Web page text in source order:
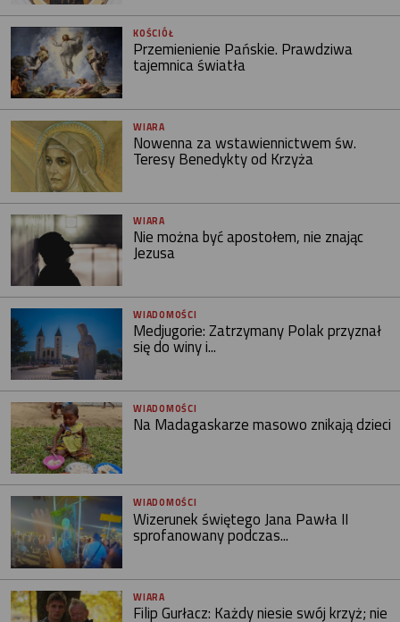
KOŚCIÓŁ
Przemienienie Pańskie. Prawdziwa
tajemnica światła
WIARA
Nowenna za wstawiennictwem św.
Teresy Benedykty od Krzyża
WIARA
Nie można być apostołem, nie znając
Jezusa
WIADOMOŚCI
Medjugorie: Zatrzymany Polak przyznał
się do winy i...
WIADOMOŚCI
Na Madagaskarze masowo znikają dzieci
WIADOMOŚCI
Wizerunek świętego Jana Pawła II
sprofanowany podczas...
WIARA
Filip Gurłacz: Każdy niesie swój krzyż; nie